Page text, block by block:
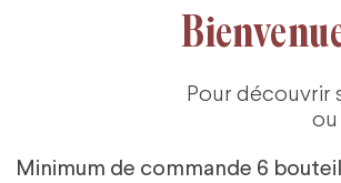
Pour découvrir
Minimum de commande 6